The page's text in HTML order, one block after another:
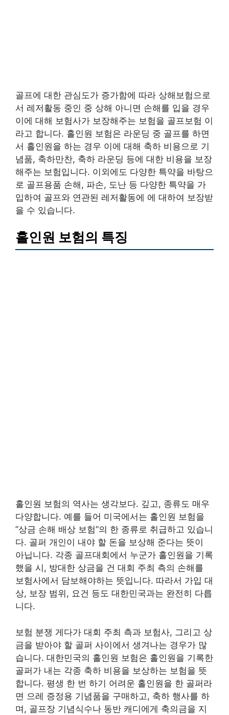
골프에 대한 관심도가 증가함에 따라 상해보험으로
서 레저활동 중인 중 상해 아니면 손해를 입을 경우
이에 대해 보험사가 보장해주는 보험을 골프보험 이
라고 합니다. 홀인원 보험은 라운딩 중 골프를 하면
서 홀인원을 하는 경우 이에 대해 축하 비용으로 기
념품, 축하만찬, 축하 라운딩 등에 대한 비용을 보장
해주는 보험입니다. 이외에도 다양한 특약을 바탕으
로 골프용품 손해, 파손, 도난 등 다양한 특약을 가
입하여 골프와 연관된 레저활동에 에 대하여 보장받
을 수 있습니다.
홀인원 보험의 특징
홀인원 보험의 역사는 생각보다. 깊고, 종류도 매우
다양합니다. 예를 들어 미국에서는 홀인원 보험을
”상금 손해 배상 보험”의 한 종류로 취급하고 있습니
다. 골퍼 개인이 내야 할 돈을 보상해 준다는 뜻이
아닙니다. 각종 골프대회에서 누군가 홀인원을 기록
했을 시, 방대한 상금을 건 대회 주최 측의 손해를
보험사에서 담보해야하는 뜻입니다. 따라서 가입 대
상, 보장 범위, 요건 등도 대한민국과는 완전히 다릅
니다.
보험 분쟁 게다가 대회 주최 측과 보험사, 그리고 상
금을 받아야 할 골퍼 사이에서 생겨나는 경우가 많
습니다. 대한민국의 홀인원 보험은 홀인원을 기록한
골퍼가 내는 각종 축하 비용을 보상하는 보험을 뜻
합니다. 평생 한 번 하기 어려운 홀인원을 한 골퍼라
면 으레 증정용 기념품을 구매하고, 축하 행사를 하
며, 골프장 기념식수나 동반 캐디에게 축의금을 지